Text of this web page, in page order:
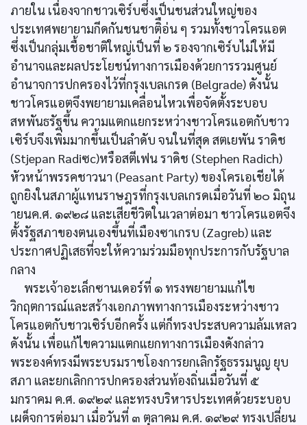
ภายใน เนื่องจากชาวเซิร์บซึ่งเป็นชนส่วนใหญ่ของ
ประเทศพยายามกีดกันชนชาติือ่น ๆ รวมทั้งชาวโครแอต
ซึ่งเป็นกลุ่มเชื้อชาติใหญ่เป็นที่ ๒ รองจากเซิร์บไม่ให้มี
อำนาจและผลประโยชน์ทางการเมืองด้วยการรวมศูนย์
อำนาจการปกครองไว้ที่กรุงเบลเกรด (Belgrade) ดังนั้น
ชาวโครแอตจึงพยายามเคลื่อนไหวเพื่อจัดตั้งระบอบ
สหพันธรัฐขึ้น ความแตกแยกระหว่างชาวโครแอตกับชาว
เซิร์บจึงเพิ่มมากขึ้นเป็นลำดับ จนในที่สุด สตเยพัน ราดิช
(Stjepan Radiซc)หรือสตีเฟน ราดิช (Stephen Radich)
หัวหน้าพรรคชาวนา (Peasant Party) ของโครเอเชียได้
ถูกยิงในสภาผู้แทนราษฎรที่กรุงเบลเกรดเมื่อวันที่ ๒๐ มิถุน
ายนค.ศ. ๑๙๒๘ และเสียชีวิตในเวลาต่อมา ชาวโครแอตจึง
ตั้งรัฐสภาของตนเองขึ้นที่เมืองซาเกรบ (Zagreb) และ
ประกาศปฏิเสธที่จะให้ความร่วมมือทุกประการกับรัฐบาล
กลาง
พระเจ้าอะเล็กซานเดอร์ที่ ๑ ทรงพยายามแก้ไข
วิกฤตการณ์และสร้างเอกภาพทางการเมืองระหว่างชาว
โครแอตกับชาวเซิร์บอีกครั้ง แต่ก็ทรงประสบความล้มเหลว
ดังนั้น เพื่อแก้ไขความแตกแยกทางการเมืองดังกล่าว
พระองค์ทรงมีพระบรมราชโองการยกเลิกรัฐธรรมนูญ ยุบ
สภา และยกเลิกการปกครองส่วนท้องถิ่นเมื่อวันที่ ๕
มกราคม ค.ศ. ๑๙๒๙ และทรงบริหารประเทศด้วยระบอบ
เผด็จการต่อมา เมื่อวันที่ ๓ ตุลาคม ค.ศ. ๑๙๒๙ ทรงเปลี่ยน